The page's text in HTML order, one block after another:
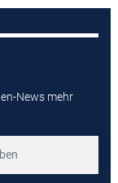
News mehr